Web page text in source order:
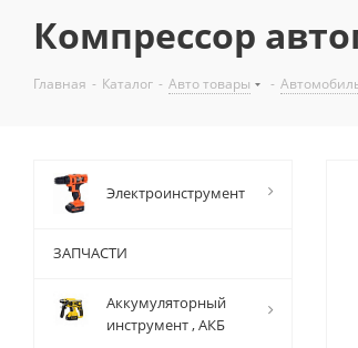
Компрессор
Главная - Каталог - Авто товары -
Электроинструмент
ЗАПЧАСТИ
Аккумуляторный
инструмент , АКБ